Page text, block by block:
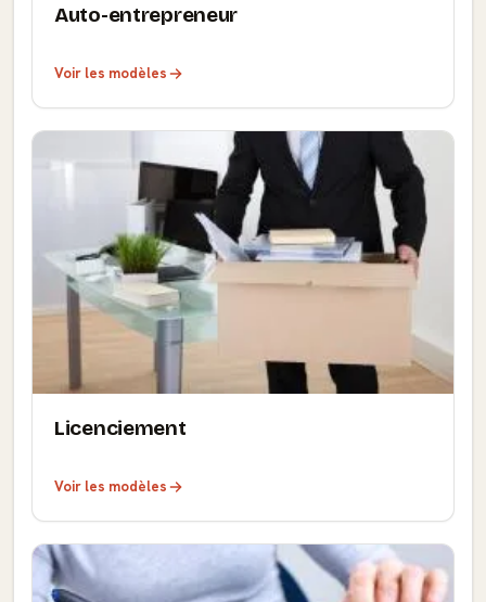
Auto-entrepreneur
Voir les modèles
Licenciement
Voir les modèles